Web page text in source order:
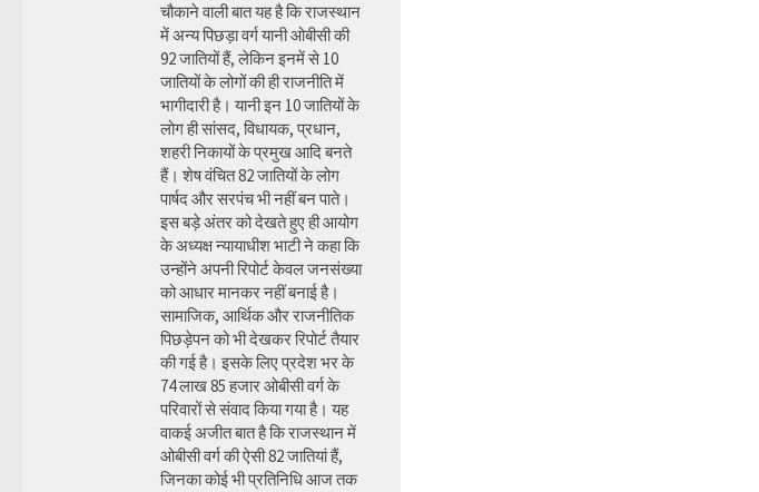
चौकाने वाली बात यह है कि राजस्थान
में अन्य पिछड़ा वर्ग यानी ओबीसी की
92 जातियों हैं, लेकिन इनमें से 10
जातियों के लोगों की ही राजनीति में
भागीदारी है। यानी इन 10 जातियों के
लोग ही सांसद, विधायक, प्रधान,
शहरी निकायों के प्रमुख आदि बनते
हैं। शेष वंचित 82 जातियों के लोग
पार्षद और सरपंच भी नहीं बन पाते।
इस बड़े अंतर को देखते हुए ही आयोग
के अध्यक्ष न्यायाधीश भाटी ने कहा कि
उन्होंने अपनी रिपोर्ट केवल जनसंख्या
को आधार मानकर नहीं बनाई है।
सामाजिक, आर्थिक और राजनीतिक
पिछड़ेपन को भी देखकर रिपोर्ट तैयार
की गई है। इसके लिए प्रदेश भर के
74 लाख 85 हजार ओबीसी वर्ग के
परिवारों से संवाद किया गया है। यह
वाकई अजीत बात है कि राजस्थान में
ओबीसी वर्ग की ऐसी 82 जातियां हैं,
जिनका कोई भी प्रतिनिधि आज तक